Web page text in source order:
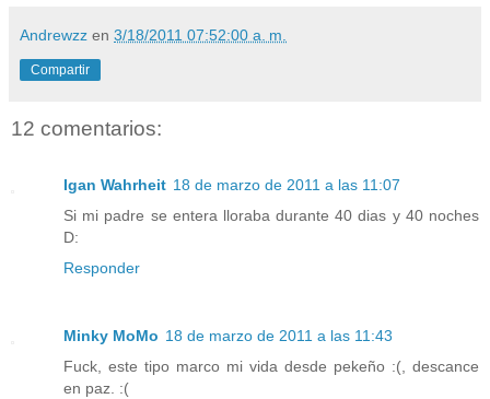
Andrewzz en 3/18/2011 07:52:00 a. m.
Compartir
12 comentarios:
Igan Wahrheit 18 de marzo de 2011 a las 11:07
Si mi padre se entera lloraba durante 40 dias y 40 noches
D:
Responder
Minky MoMo 18 de marzo de 2011 a las 11:43
Fuck, este tipo marco mi vida desde pekeño :(, descance
en paz. :(